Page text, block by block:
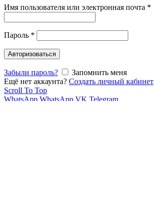
Имя пользователя или электронная почта *
Пароль *
Авторизоваться
Забыли пароль?
Запомнить меня
Ещё нет аккаунта? Создать личный кабинет
Scroll To Top
WhatsApp WhatsApp VK Telegram